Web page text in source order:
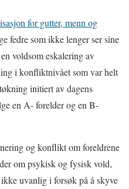
for gutter, menn og
fedre som ikke lenger ser sine
voldsom eskalering av
i konfliktnivået som var helt
initiert av dagens
en A- forelder og en B-
og konflikt om foreldrene
om psykisk og fysisk vold,
uvanlig i forsøk på å skyve